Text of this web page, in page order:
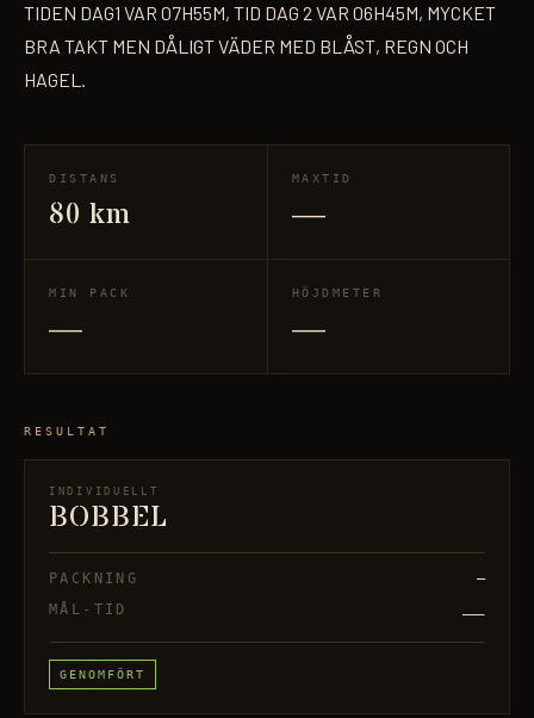
TIDEN DAG1 VAR 07H55M, TID DAG 2 VAR 06H45M, MYCKET
BRA TAKT MEN DÅLIGT VÄDER MED BLÅST, REGN OCH
HAGEL.
DISTANS
80 km
MAXTID
—
MIN PACK
—
HÖJDMETER
—
RESULTAT
INDIVIDUELLT
BOBBEL
PACKNING
—
MÅL-TID
—
GENOMFÖRT